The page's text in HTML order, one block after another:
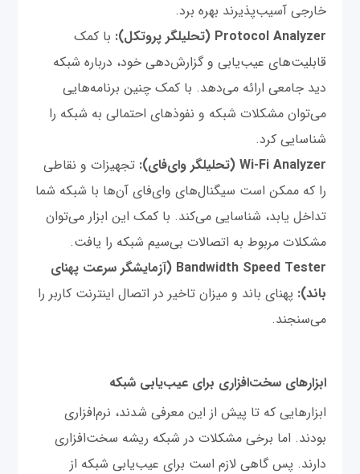
خارجی آسیب‌پذیرند بهره برد.
Protocol Analyzer (تحلیلگر پروتکل):
با کمک
قابلیت‌های عیب‌یابی و گزارش‌دهی خود، درباره شبکه
دید جامعی ارائه می‌دهد. با کمک چنین برنامه‌هایی
می‌توان مشکلات شبکه و نفوذهای احتمالی به شبکه را
شناسایی کرد.
Wi-Fi Analyzer (تحلیلگر وای‌فای):
تجهیزات و نقاطی
را که ممکن است سیگنال‌های وای‌فای آن‌ها با شبکه شما
تداخل یابد، شناسایی می‌کند. با کمک این ابزار می‌توان
مشکلات مربوط به اتصالات بی‌سیم شبکه را یافت.
Bandwidth Speed Tester (آزمایشگر سرعت پهنای
باند): پهنای باند و میزان تاخیر در اتصال اینترنت کاربر را
می‌‌سنجند.
ابزارهای سخت‌افزاری برای عیب‌یابی شبکه
ابزارهایی که تا پیش از این معرفی شدند، نرم‌افزاری
بودند. اما برخی مشکلات در شبکه ریشه سخت‌افزاری
دارند. پس گاهی لازم است برای عیب‌یابی شبکه از